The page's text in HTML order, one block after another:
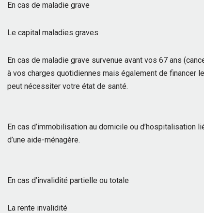
En cas de maladie grave
Le capital maladies graves
En cas de maladie grave survenue avant vos 67 ans
à vos charges quotidiennes mais également de financer
peut nécessiter votre état de santé.
En cas d’immobilisation au domicile ou d’hospitalisation
d’une aide-ménagère.
En cas d’invalidité partielle ou totale
La rente invalidité